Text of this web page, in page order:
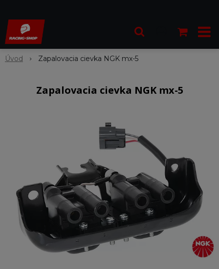
Úvod Zapalovacia cievka NGK mx-5
Zapalovacia cievka NGK mx-5